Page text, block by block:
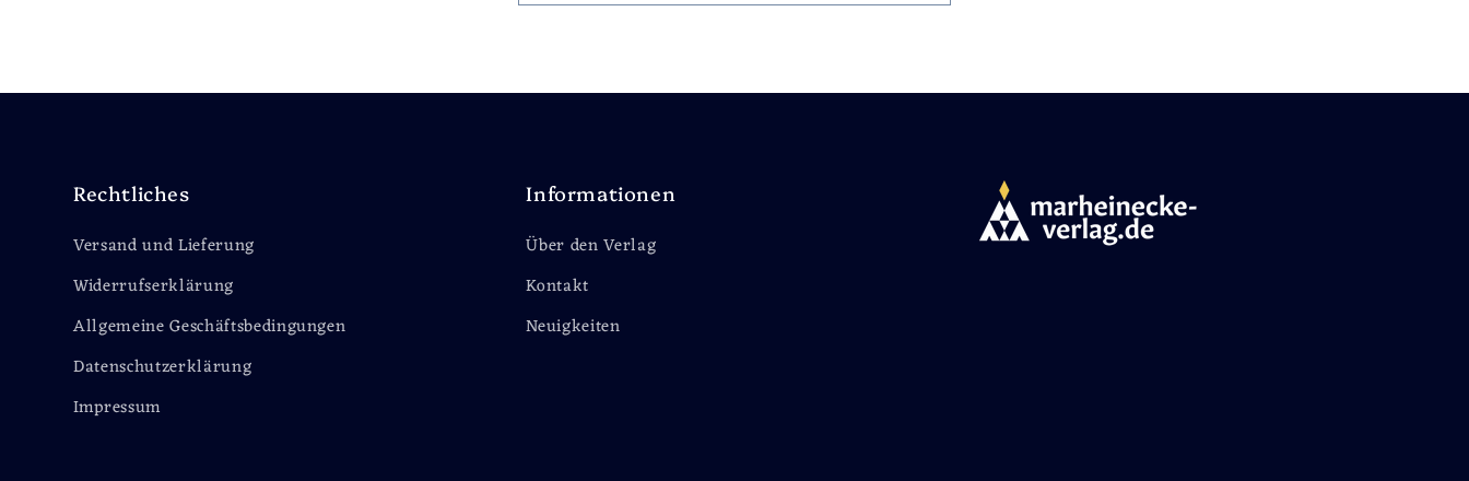
Rechtliches
Versand und Lieferung
Widerrufserklärung
Allgemeine Geschäftsbedingungen
Datenschutzerklärung
Impressum
Informationen
Über den Verlag
Kontakt
Neuigkeiten